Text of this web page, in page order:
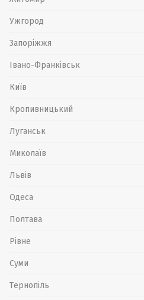
Ужгород
Запоріжжя
Івано-Франківськ
Київ
Кропивницький
Луганськ
Миколаїв
Львів
Одеса
Полтава
Рівне
Суми
Тернопіль